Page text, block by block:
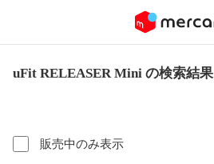
uFit RELEASER Mini の検索結果
販売中のみ表示